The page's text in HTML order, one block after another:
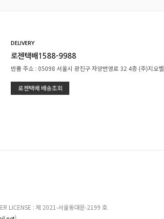
DELIVERY
로젠택배1588-9988
반품 주소 : 05098 서울시 광진구 자양번영로 32 4층 (주)지오벨
로젠택배 배송조회
LICENSE : 제 2021-서울동대문-2199 호
)